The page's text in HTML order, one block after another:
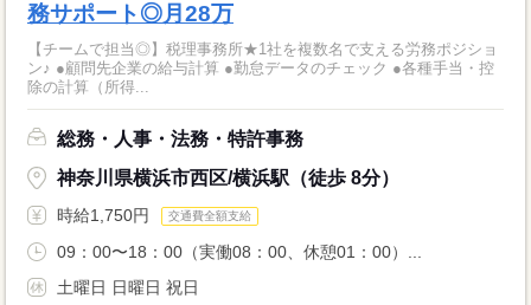
務サポート◎月28万
【チームで担当◎】税理事務所★1社を複数名で支える労務ポジショ
ン♪ ●顧問先企業の給与計算 ●勤怠データのチェック ●各種手当・控
除の計算（所得...
総務・人事・法務・特許事務
神奈川県横浜市西区/横浜駅（徒歩 8分）
時給1,750円 交通費全額支給
09：00〜18：00（実働08：00、休憩01：00）...
土曜日 日曜日 祝日